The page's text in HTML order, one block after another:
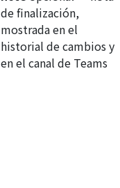
de finalización,
mostrada en el
historial de cambios y
en el canal de Teams